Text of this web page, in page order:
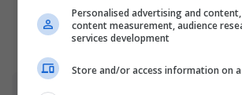
Personalised advertising and
content measurement, audience
services development
Store and/or access information on